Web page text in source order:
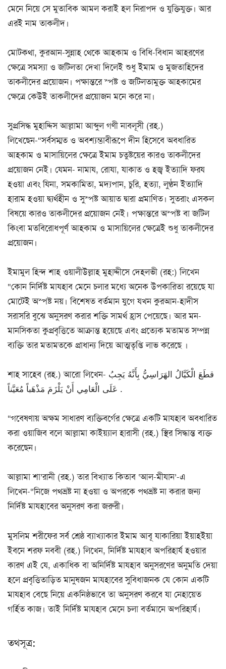
মেনে নিয়ে সে মুতাবিক আমল করাই হল নিরাপদ ও যুক্তিযুক্ত। আর
এরই নাম তাকলীদ।
মোটকথা, কুরআন-সুন্নাহ থেকে আহকাম ও বিধি-বিধান আহরণের
ক্ষেত্রে সমস্যা ও জটিলতা দেখা দিলেই শুধু ইমাম ও মুজতাহিদের
তাকলীদের প্রয়োজন। পক্ষান্তরে স্পষ্ট ও জটিলতামুক্ত আহকামের
ক্ষেত্রে কেউই তাকলীদের প্রয়োজন মনে করে না।
সুপ্রসিদ্ধ মুহাদ্দিস আল্লামা আব্দুল গণী নাবলূসী (রহ.)
লিখেছেন-“সর্বসম্মত ও অবশ্যম্ভাবীরূপে দীন হিসেবে অবধারিত
আহকাম ও মাসায়িলের ক্ষেত্রে ইমাম চতুষ্টয়ের কারও তাকলীদের
প্রয়োজন নেই। যেমন- নামায, রোযা, যাকাত ও হজ্ব ইত্যাদি ফরয
হওয়া এবং যিনা, সমকামিতা, মদ্যপান, চুরি, হত্যা, লুণ্ঠন ইত্যাদি
হারাম হওয়া দ্ব্যর্থহীন ও সুস্পষ্ট আয়াত দ্বারা প্রমাণিত। সুতরাং এসকল
বিষয়ে কারও তাকলীদের প্রয়োজন নেই। পক্ষান্তরে অস্পষ্ট বা জটিল
কিংবা মতবিরোধপূর্ণ আহকাম ও মাসায়িলের ক্ষেত্রেই শুধু তাকলীদের
প্রয়োজন।
ইমামুল হিন্দ শাহ ওয়ালীউল্লাহ মুহাদ্দীসে দেহলভী (রহ:) লিখেন
“কোন নির্দিষ্ট মাযহাব মেনে চলার মধ্যে অনেক উপকারিতা রয়েছে যা
মোটেই অস্পষ্ট নয়। বিশেষত বর্তমান যুগে যখন কুরআন-হাদীস
সরাসরি বুঝে অনুসরণ করার শক্তি সামর্থ হ্রাস পেয়েছে। আর মন-
মানসিকতা কুপ্রবৃত্তিতে আক্রান্ত হয়েছে এবং প্রত্যেক মতামত সম্পন্ন
ব্যক্তি তার মতামতকে প্রাধান্য দিয়ে আত্মতৃপ্তি লাভ করেছে ।
শাহ সাহেব (রহ.) আরো লিখেন- قطَعَ الْكَيَّالُ الهَرَاسِيُّ بِأَنَّهُ يَجِبُ
عَلَى الْعَامِي أَنْ يَلْزَمَ مَذْهَباً مُعَيَّناً .
“গবেষণায় অক্ষম সাধারণ ব্যক্তিবর্গের ক্ষেত্রে একটি মাযহাব অবধারিত
করা ওয়াজিব বলে আল্লামা কাইয়্যাল হারাসী (রহ.) স্থির সিদ্ধান্ত ব্যক্ত
করেছেন।
আল্লামা শা’রানী (রহ.) তার বিখ্যাত কিতাব ‘আল-মীযান’-এ
লিখেন-“নিজে পথভ্রষ্ট না হওয়া ও অপরকে পথভ্রষ্ট না করার জন্য
নির্দিষ্ট মাযহাবের অনুসরণ করা জরুরী।
মুসলিম শরীফের সর্ব শ্রেষ্ঠ ব্যাখ্যাকার ইমাম আবূ যাকারিয়া ইয়াহইয়া
ইবনে শরফ নববী (রহ.) লিখেন, নির্দিষ্ট মাযহাব অপরিহার্য হওয়ার
কারণ এই যে, একাধিক বা অনির্দিষ্ট মাযহাব অনুসরণের অনুমতি দেয়া
হলে প্রবৃত্তিতাড়িত মানুষজন মাযহাবের সুবিধাজনক যে কোন একটি
মাযহাব বেছে নিয়ে একনিষ্ঠভাবে তা অনুসরণ করবে যা নেহায়েত
গর্হিত কাজ। তাই নির্দিষ্ট মাযহাব মেনে চলা বর্তমানে অপরিহার্য।
তথসূত্র: